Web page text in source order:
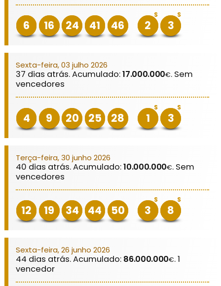
6 16 24 41 46
S
2
S
3
Sexta-feira, 03 julho 2026
37 dias atrás. Acumulado:17.000.000€. Sem
vencedores
4 9 20 25 28
S
1
S
3
Terça-feira, 30 junho 2026
40 dias atrás. Acumulado:10.000.000€. Sem
vencedores
12 19 34 44 50
S
3
S
8
Sexta-feira, 26 junho 2026
44 dias atrás. Acumulado: 86.000.000€. 1
vencedor